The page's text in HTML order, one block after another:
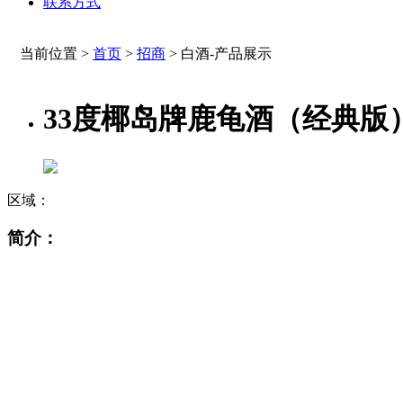
当前位置 > 首页 > 招商 > 白酒-产品展示
33度椰岛牌鹿龟酒（经典版
区域：
简介：